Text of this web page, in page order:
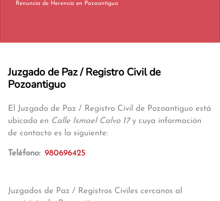
Renuncia de Herencia en Pozoantiguo
Juzgado de Paz / Registro Civil de
Pozoantiguo
El Juzgado de Paz / Registro Civil de Pozoantiguo está
ubicado en Calle Ismael Calvo 17y cuya información
de contacto es la siguiente:
Teléfono: 980696425
Juzgados de Paz / Registros Civiles cercanos al